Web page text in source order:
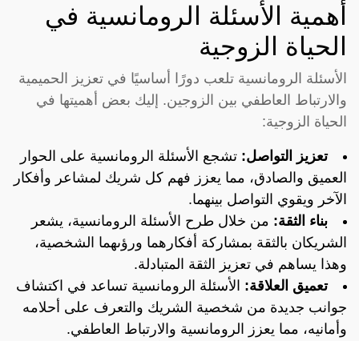
أهمية الأسئلة الرومانسية في
الحياة الزوجية
الأسئلة الرومانسية تلعب دورًا أساسيًا في تعزيز الحميمية
والارتباط العاطفي بين الزوجين. إليك بعض أهميتها في
الحياة الزوجية:
تعزيز التواصل: تشجع الأسئلة الرومانسية على الحوار
العميق والصادق، مما يعزز فهم كل شريك لمشاعر وأفكار
الآخر ويقوي التواصل بينهما.
بناء الثقة: من خلال طرح الأسئلة الرومانسية، يشعر
الشريكان بالثقة بمشاركة أفكارهما ورؤىهما الشخصية،
وهذا يساهم في تعزيز الثقة المتبادلة.
تعميق العلاقة: الأسئلة الرومانسية تساعد في اكتشاف
جوانب جديدة من شخصية الشريك والتعرف على أحلامه
وأمانيه، مما يعزز الرومانسية والارتباط العاطفي.